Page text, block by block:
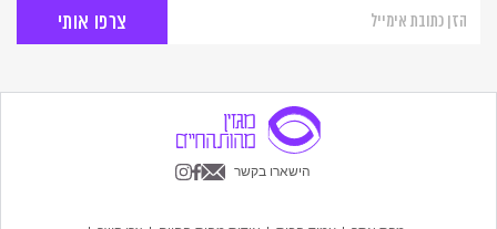
לניוזלטר
החיים
הישארו בקשר